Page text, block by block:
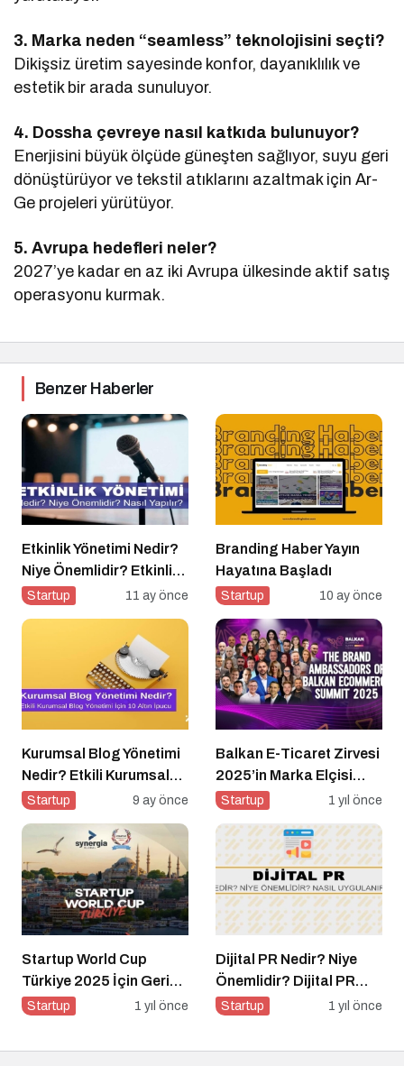
3. Marka neden “seamless” teknolojisini seçti?
Dikişsiz üretim sayesinde konfor, dayanıklılık ve
estetik bir arada sunuluyor.
4. Dossha çevreye nasıl katkıda bulunuyor?
Enerjisini büyük ölçüde güneşten sağlıyor, suyu geri
dönüştürüyor ve tekstil atıklarını azaltmak için Ar-
Ge projeleri yürütüyor.
5. Avrupa hedefleri neler?
2027’ye kadar en az iki Avrupa ülkesinde aktif satış
operasyonu kurmak.
Benzer Haberler
Etkinlik Yönetimi Nedir?
Niye Önemlidir? Etkinlik
Yönetimi Nasıl Yapılır?
Startup 11 ay önce
Branding Haber Yayın
Hayatına Başladı
Startup 10 ay önce
Kurumsal Blog Yönetimi
Nedir? Etkili Kurumsal
Blog Yönetimi için 10
Startup 9 ay önce
Balkan E-Ticaret Zirvesi
2025’in Marka Elçisi
Belli Oldu
Startup 1 yıl önce
Startup World Cup
Türkiye 2025 İçin Geri
Sayım!
Startup 1 yıl önce
Dijital PR Nedir? Niye
Önemlidir? Dijital PR
Nasıl Uygulanır?
Startup 1 yıl önce